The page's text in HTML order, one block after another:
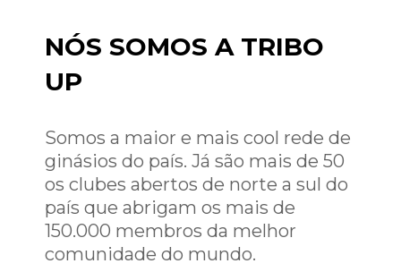
NÓS SOMOS A TRIBO
UP
Somos a maior e mais cool rede de
ginásios do país. Já são mais de 50
os clubes abertos de norte a sul do
país que abrigam os mais de
150.000 membros da melhor
comunidade do mundo.